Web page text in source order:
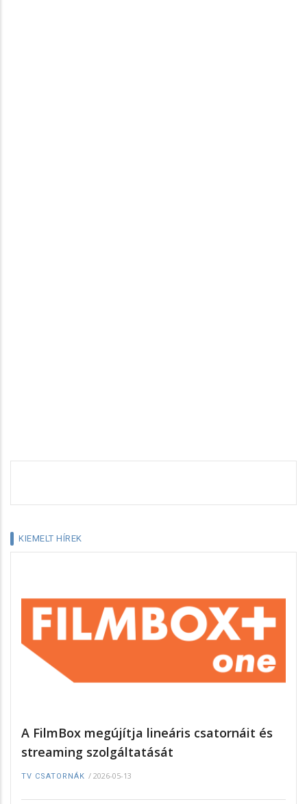
KIEMELT HÍREK
A FilmBox megújítja lineáris csatornáit és
streaming szolgáltatását
TV CSATORNÁK / 2026-05-13